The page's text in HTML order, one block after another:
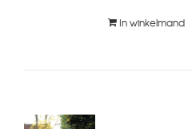
In winkelmand